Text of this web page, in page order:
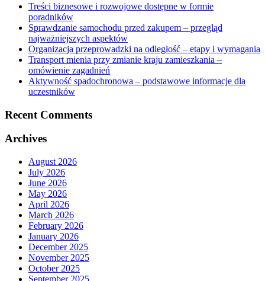
Treści biznesowe i rozwojowe dostępne w formie
poradników
Sprawdzanie samochodu przed zakupem – przegląd
najważniejszych aspektów
Organizacja przeprowadzki na odległość – etapy i wymagania
Transport mienia przy zmianie kraju zamieszkania –
omówienie zagadnień
Aktywność spadochronowa – podstawowe informacje dla
uczestników
Recent Comments
Archives
August 2026
July 2026
June 2026
May 2026
April 2026
March 2026
February 2026
January 2026
December 2025
November 2025
October 2025
September 2025